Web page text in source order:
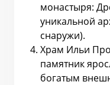
монастыря:
уникальной
снаружи).
Храм Ильи
памятник
богатым